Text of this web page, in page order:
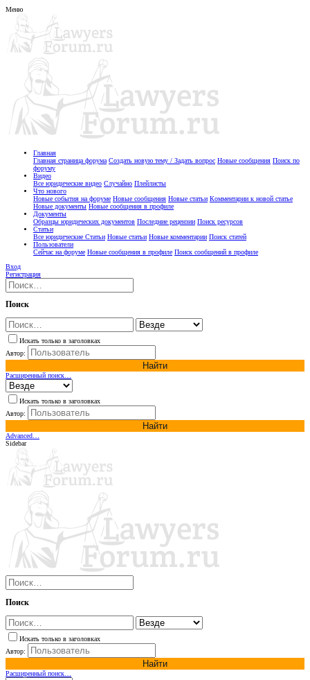
Меню
Главная
Главная страница форума Создать новую тему / Задать вопрос Новые сообщения Поиск по
форуму
Видео
Все юридические видео Случайно Плейлисты
Что нового
Новые события на форуме Новые сообщения Новые статьи Комментарии к новой статье
Новые документы Новые сообщения в профиле
Документы
Образцы юридических документов Последние рецензии Поиск ресурсов
Статьи
Все юридические Статьи Новые статьи Новые комментарии Поиск статей
Пользователи
Сейчас на форуме Новые сообщения в профиле Поиск сообщений в профиле
Вход
Регистрация
Поиск
Искать только в заголовках
Автор:
Найти
Расширенный поиск…
Искать только в заголовках
Автор:
Найти
Advanced…
Sidebar
Поиск
Искать только в заголовках
Автор:
Найти
Расширенный поиск…